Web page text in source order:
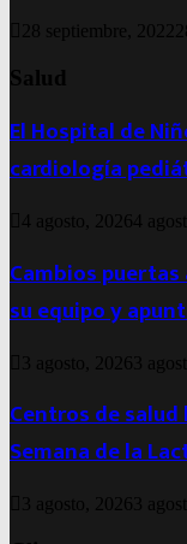
28 septiembre, 2022
Salud
El Hospital de
cardiología
4 agosto, 20264
Cambios
su equipo y
3 agosto, 2026 3
Centros de
Semana de la
3 agosto, 2026 3